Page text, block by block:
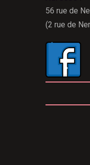
56 rue de
(2 rue de